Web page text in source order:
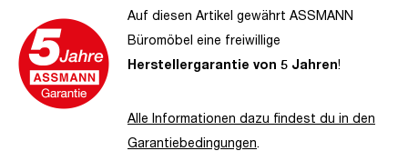
Auf diesen Artikel gewährt ASSMANN
Büromöbel eine freiwillige
Herstellergarantie von 5 Jahren!
Alle Informationen dazu findest du in den
Garantiebedingungen.